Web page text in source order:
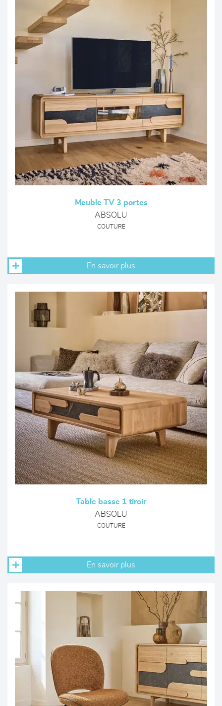
Meuble TV 3 portes
ABSOLU
COUTURE
En savoir plus
Table basse 1 tiroir
ABSOLU
COUTURE
En savoir plus